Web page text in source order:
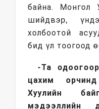
байна. Монгол
шийдвэр,
холбоотой
бид үл тоогоод
-Та
цахим
Хуулийн
мэдээллийн